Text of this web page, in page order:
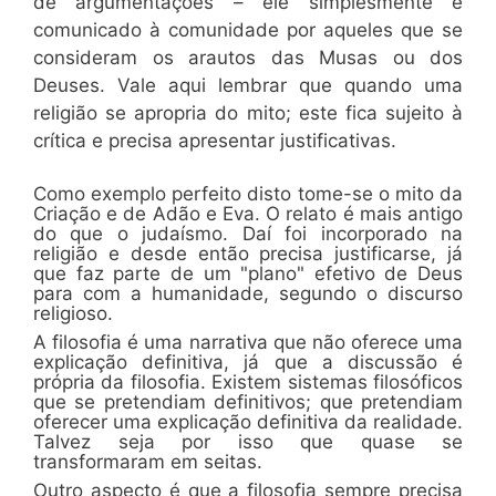
comunicado à comunidade por aqueles que se
consideram os arautos das Musas ou dos
Deuses. Vale aqui lembrar que quando uma
religião se apropria do mito; este fica sujeito à
crítica e precisa apresentar justificativas.
Como exemplo perfeito disto tome-se o mito da
Criação e de Adão e Eva. O relato é mais antigo
do que o judaísmo. Daí foi incorporado na
religião e desde então precisa justificar­se, já
que faz parte de um "plano" efetivo de Deus
para com a humanidade, segundo o discurso
religioso.
A filosofia é uma narrativa que não oferece uma
explicação definitiva, já que a discussão é
própria da filosofia. Existem sistemas filosóficos
que se pretendiam definitivos; que pretendiam
oferecer uma explicação definitiva da realidade.
Talvez seja por isso que quase se
transformaram em seitas.
Outro aspecto é que a filosofia sempre precisa